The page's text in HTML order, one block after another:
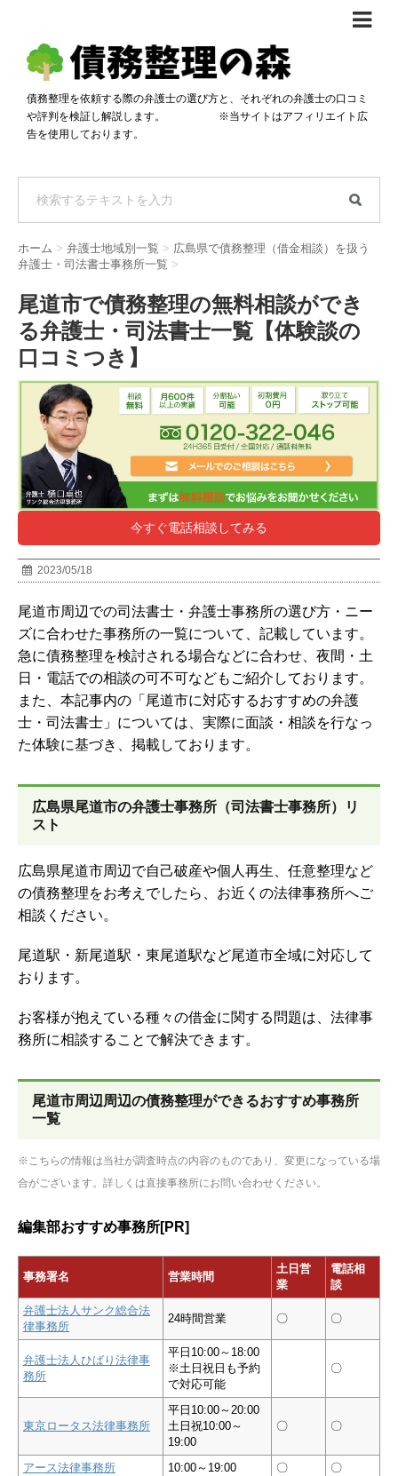
債務整理体験談
おすすめ
料金比較
自己破産・個人再生料金比較
過払い金料金比較
専門家の選び方
料金で選ぶ
分割・後払い可で選ぶ
着手金無料で選ぶ
女性専門で選ぶ
24時間年中無休で選ぶ
法律事務所の方へ
匿名借金相談
債務整理を依頼する際の弁護士の選び方と、それぞれの弁護士の口コミ
や評判を検証し解説します。 ※当サイトはアフィリエイト広
告を使用しております。
ホーム > 弁護士地域別一覧 > 広島県で債務整理（借金相談）を扱う
弁護士・司法書士事務所一覧 >
尾道市で債務整理の無料相談ができ
る弁護士・司法書士一覧【体験談の
口コミつき】
今すぐ電話相談してみる
2023/05/18
尾道市周辺での司法書士・弁護士事務所の選び方・ニー
ズに合わせた事務所の一覧について、記載しています。
急に債務整理を検討される場合などに合わせ、夜間・土
日・電話での相談の可不可などもご紹介しております。
また、本記事内の「尾道市に対応するおすすめの弁護
士・司法書士」については、実際に面談・相談を行なっ
た体験に基づき、掲載しております。
広島県尾道市の弁護士事務所（司法書士事務所）リ
スト
広島県尾道市周辺で自己破産や個人再生、任意整理など
の債務整理をお考えでしたら、お近くの法律事務所へご
相談ください。
尾道駅・新尾道駅・東尾道駅など尾道市全域に対応して
おります。
お客様が抱えている種々の借金に関する問題は、法律事
務所に相談することで解決できます。
尾道市周辺周辺の債務整理ができるおすすめ事務所
一覧
※こちらの情報は当社が調査時点の内容のものであり、変更になっている場
合がございます。詳しくは直接事務所にお問い合わせください。
編集部おすすめ事務所[PR]
事務署名 営業時間
土日営
業
電話相
談
弁護士法人サンク総合法
律事務所
24時間営業 〇 〇
弁護士法人ひばり法律事
務所
平日10:00～18:00
※土日祝日も予約
で対応可能
〇
東京ロータス法律事務所
平日10:00～20:00
土日祝10:00～
19:00
〇 〇
アース法律事務所 10:00～19:00 〇 〇